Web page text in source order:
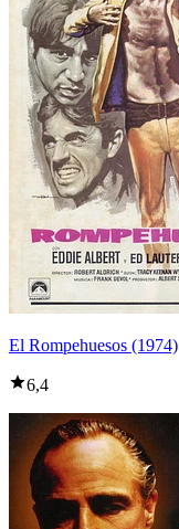
El Rompehuesos (1974)
6,4